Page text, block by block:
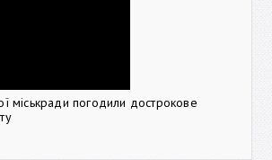
міськради погодили дострокове